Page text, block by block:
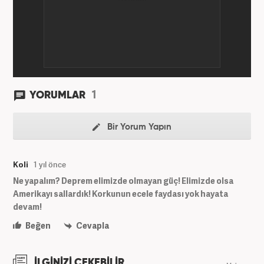
YORUMLAR 1
Bir Yorum Yapın
Koli 1 yıl önce
Ne yapalım? Deprem elimizde olmayan güç! Elimizde olsa
Amerikayı sallardık! Korkunun ecele faydası yok hayata
devam!
Beğen
Cevapla